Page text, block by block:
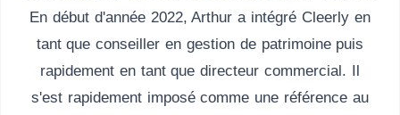
En début d'année 2022, Arthur a intégré Cleerly en
tant que conseiller en gestion de patrimoine puis
rapidement en tant que directeur commercial. Il
s'est rapidement imposé comme une référence au